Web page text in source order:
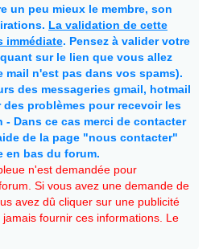
un peu mieux le membre, son
La validation de cette
immédiate. Pensez à valider votre
sur le lien que vous allez
mail n'est pas dans vos spams).
des messageries gmail, hotmail
problèmes pour recevoir les
- Dans ce cas merci de contacter
de la page "nous contacter"
en bas du forum.
n'est demandée pour
Si vous avez une demande de
avez dû cliquer sur une publicité
fournir ces informations. Le